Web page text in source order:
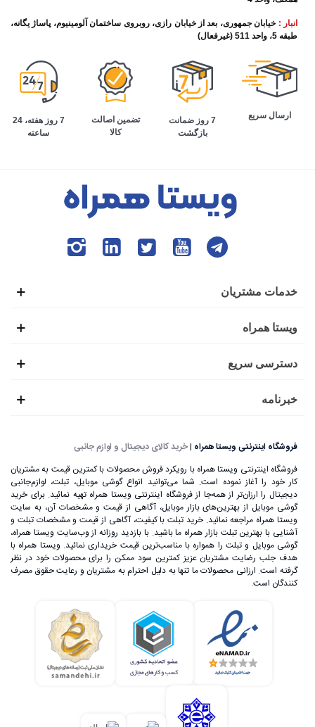
انبار : خیابان جمهوری، بعد از خیابان رازی، روبروی ساختمان آلومینیوم، پاساژ یگانه،
طبقه 5، واحد 511 (غیرفعال)
ارسال سریع
7 روز ضمانت
بازگشت
تضمین اصالت
کالا
7 روز هفته، 24
ساعته
خدمات مشتریان
ویستا همراه
دسترسی سریع
خبرنامه
فروشگاه اینترنتی ویستا همراه |خرید کالای دیجیتال و لوازم جانبی
فروشگاه اینترنتی ویستا همراه با رویکرد فروش محصولات با کمترین قیمت به مشتریان
کار خود را آغاز نموده است. شما می‌توانید انواع گوشی موبایل، تبلت، لوازم‌جانبی
دیجیتال را ارزان‌تر از همه‌جا از فروشگاه اینترنتی ویستا همراه تهیه نمائید. برای خرید
گوشی موبایل از بهترین‌های بازار موبایل، آگاهی از قیمت و مشخصات آن، به ‌سایت
ویستا همراه مراجعه نمائید. خرید تبلت با کیفیت، آگاهی از قیمت و مشخصات تبلت و
آشنایی با بهترین تبلت بازار همراه ما باشید. با بازدید روزانه از وب‌سایت ویستا همراه،
گوشی موبایل و تبلت را همواره با مناسب‌ترین قیمت خریداری نمائید. ویستا همراه با
هدف جلب رضایت مشتریان عزیز کمترین سود ممکن را برای محصولات خود در نظر
گرفته است. ارزانی محصولات ما تنها به دلیل احترام به مشتریان و رعایت حقوق مصرف
کنندگان است.